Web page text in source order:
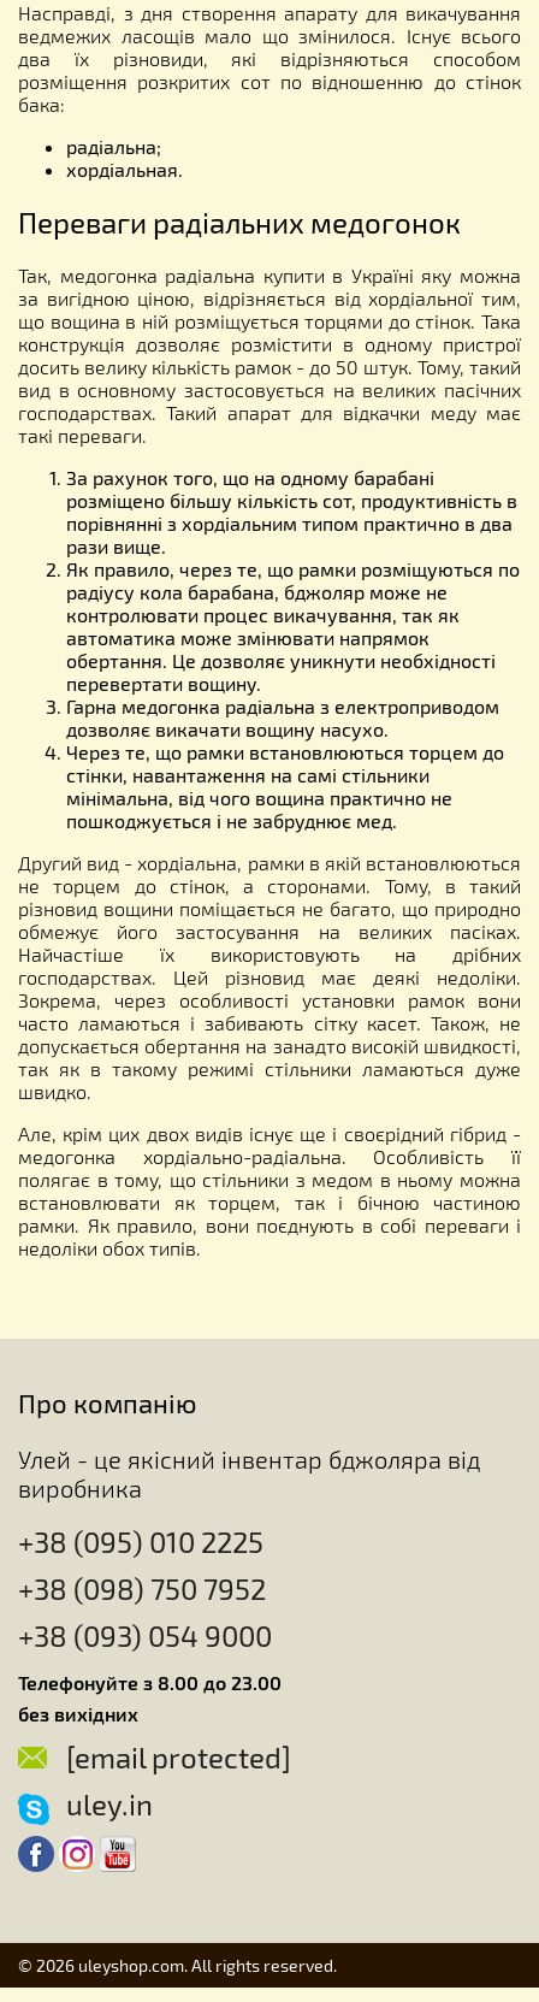
Насправді, з дня створення апарату для викачування
ведмежих ласощів мало що змінилося. Існує всього
два їх різновиди, які відрізняються способом
розміщення розкритих сот по відношенню до стінок
бака:
радіальна;
хордіальная.
Переваги радіальних медогонок
Так, медогонка радіальна купити в Україні яку можна
за вигідною ціною, відрізняється від хордіальної тим,
що вощина в ній розміщується торцями до стінок. Така
конструкція дозволяє розмістити в одному пристрої
досить велику кількість рамок - до 50 штук. Тому, такий
вид в основному застосовується на великих пасічних
господарствах. Такий апарат для відкачки меду має
такі переваги.
За рахунок того, що на одному барабані
розміщено більшу кількість сот, продуктивність в
порівнянні з хордіальним типом практично в два
рази вище.
Як правило, через те, що рамки розміщуються по
радіусу кола барабана, бджоляр може не
контролювати процес викачування, так як
автоматика може змінювати напрямок
обертання. Це дозволяє уникнути необхідності
перевертати вощину.
Гарна медогонка радіальна з електроприводом
дозволяє викачати вощину насухо.
Через те, що рамки встановлюються торцем до
стінки, навантаження на самі стільники
мінімальна, від чого вощина практично не
пошкоджується і не забруднює мед.
Другий вид - хордіальна, рамки в якій встановлюються
не торцем до стінок, а сторонами. Тому, в такий
різновид вощини поміщається не багато, що природно
обмежує його застосування на великих пасіках.
Найчастіше їх використовують на дрібних
господарствах. Цей різновид має деякі недоліки.
Зокрема, через особливості установки рамок вони
часто ламаються і забивають сітку касет. Також, не
допускається обертання на занадто високій швидкості,
так як в такому режимі стільники ламаються дуже
швидко.
Але, крім цих двох видів існує ще і своєрідний гібрид -
медогонка хордіально-радіальна. Особливість її
полягає в тому, що стільники з медом в ньому можна
встановлювати як торцем, так і бічною частиною
рамки. Як правило, вони поєднують в собі переваги і
недоліки обох типів.
Про компанію
Улей - це якісний інвентар бджоляра від
виробника
+38 (095) 010 2225
+38 (098) 750 7952
+38 (093) 054 9000
Телефонуйте з 8.00 до 23.00
без вихідних
[email protected]
uley.in
© 2026 uleyshop.com. All rights reserved.